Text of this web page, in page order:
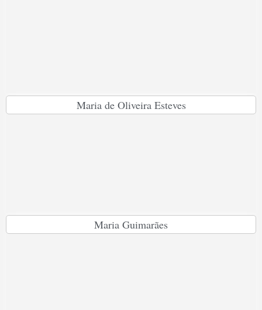
Maria de Oliveira Esteves
Maria Guimarães